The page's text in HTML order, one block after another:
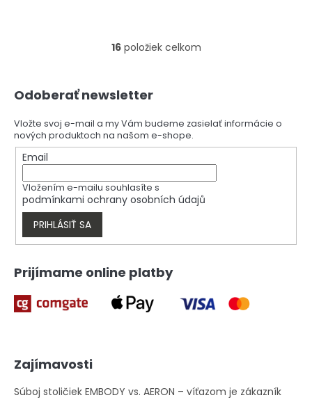
O
a
c
i
r
v
p
i
16položiek celkom
Odoberať newsletter
Vložte svoj e-mail a my Vám budeme zasielať informácie o
nových produktoch na našom e-shope.
Email
Vložením e-mailu souhlasíte s
podmínkami ochrany osobních údajů
PRIHLÁSIŤ SA
Prijímame online platby
Zajímavosti
Súboj stoličiek EMBODY vs. AERON – víťazom je zákazník